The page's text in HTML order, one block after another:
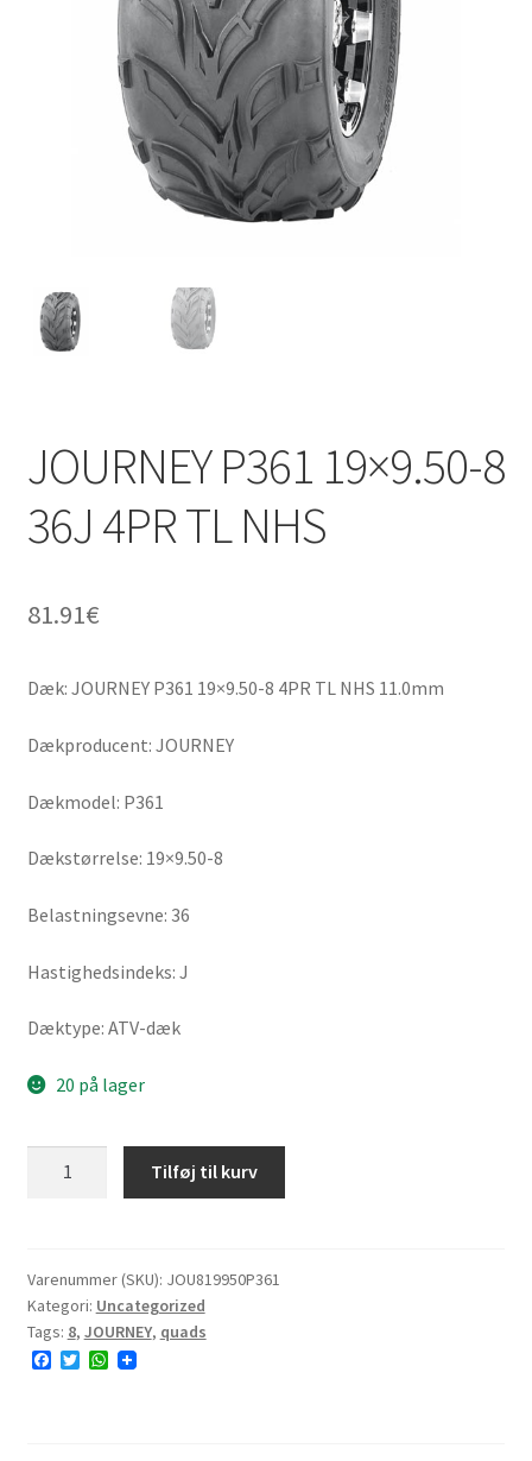
JOURNEY P361 19×9.50-8
36J 4PR TL NHS
81.91€
Dæk: JOURNEY P361 19×9.50-8 4PR TL NHS 11.0mm
Dækproducent: JOURNEY
Dækmodel: P361
Dækstørrelse: 19×9.50-8
Belastningsevne: 36
Hastighedsindeks: J
Dæktype: ATV-dæk
20 på lager
36J
4PR
TL
NHS
Tilføj til kurv
Varenummer (SKU): JOU819950P361
Kategori: Uncategorized
Tags: 8, JOURNEY, quads
F
T
W